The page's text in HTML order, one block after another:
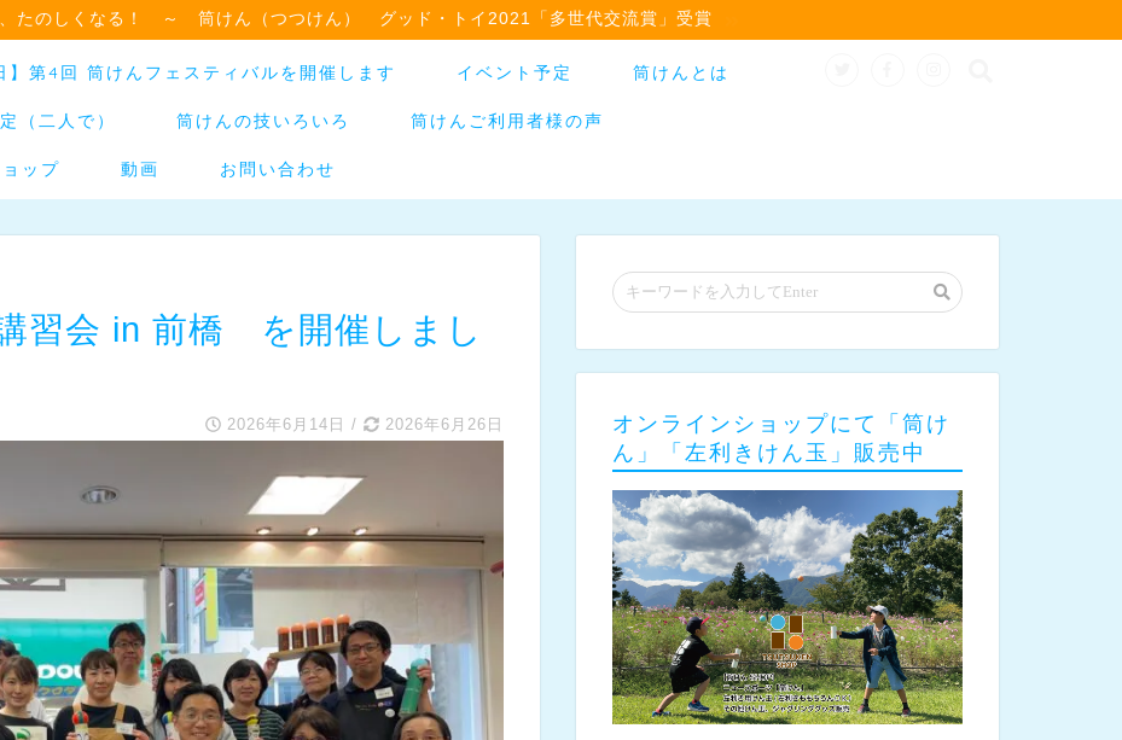
たのしくなる！ ～ 筒けん（つつけん） グッド・トイ2021「多世代交流賞」受賞
第4回 筒けんフェスティバルを開催します イベント予定 筒けんとは
（二人で） 筒けんの技いろいろ 筒けんご利用者様の声
ップ 動画 お問い合わせ
習会 in 前橋 を開催しまし
2026年6月14日 / 2026年6月26日
オンラインショップにて「筒け
ん」「左利きけん玉」販売中